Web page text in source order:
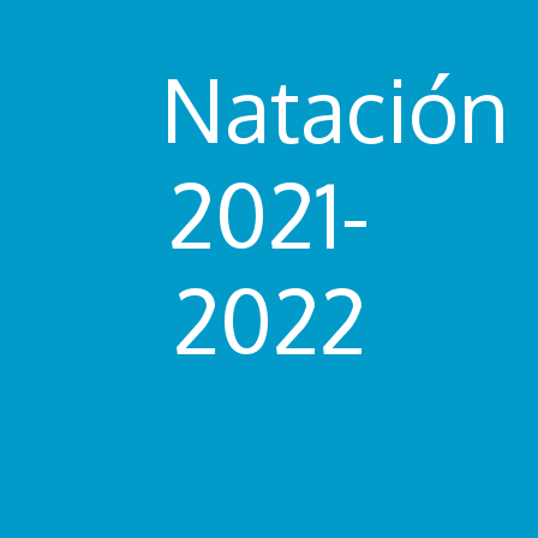
Natación
2021-
2022